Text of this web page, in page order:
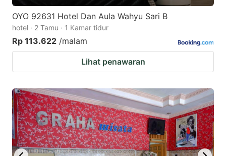
OYO 92631 Hotel Dan Aula Wahyu Sari B
hotel · 2 Tamu · 1 Kamar tidur
Rp 113.622 /malam
Lihat penawaran